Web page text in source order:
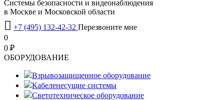
Системы безопасности и видеонаблюдения
в Москве и Московской области
 +7 (495) 132-42-32 Перезвоните мне
0
0 ₽
OБОРУДОВАНИЕ
Взрывозащищенное оборудование
Кабеленесущие системы
Светотехническое оборудование